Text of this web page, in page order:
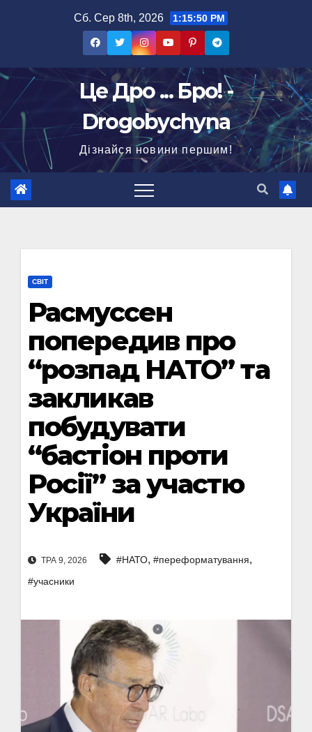
Сб. Сер 8th, 2026 1:15:51 PM
Це Дро ... Бро! -
Drogobychyna
Дізнайся новини першим!
СВІТ
Расмуссен
попередив про
“розпад НАТО” та
закликав
побудувати
“бастіон проти
Росії” за участю
України
ТРА 9, 2026 #НАТО, #переформатування,
#учасники